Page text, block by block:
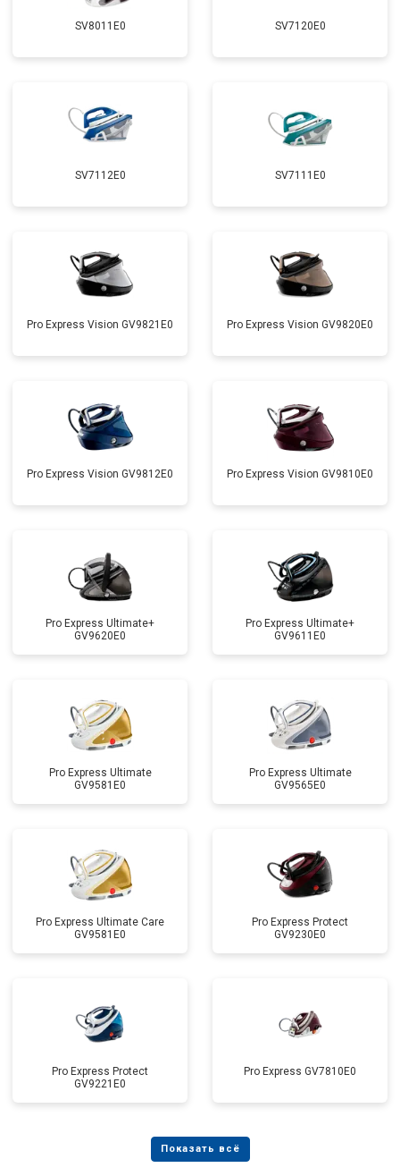
SV8011E0 SV7120E0
SV7112E0 SV7111E0
Pro Express Vision GV9821E0 Pro Express Vision GV9820E0
Pro Express Vision GV9812E0 Pro Express Vision GV9810E0
Pro Express Ultimate+
GV9620E0
Pro Express Ultimate+
GV9611E0
Pro Express Ultimate
GV9581E0
Pro Express Ultimate
GV9565E0
Pro Express Ultimate Care
GV9581E0
Pro Express Protect
GV9230E0
Pro Express Protect
GV9221E0
Pro Express GV7810E0